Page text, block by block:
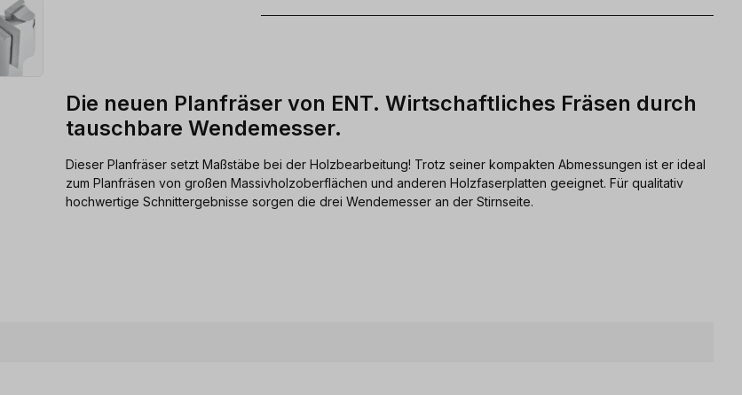
Die neuen Planfräser von ENT. Wirtschaftliches Fräsen durch
tauschbare Wendemesser.
Dieser Planfräser setzt Maßstäbe bei der Holzbearbeitung! Trotz seiner kompakten Abmessungen ist er ideal
zum Planfräsen von großen Massivholzoberflächen und anderen Holzfaserplatten geeignet. Für qualitativ
hochwertige Schnittergebnisse sorgen die drei Wendemesser an der Stirnseite.